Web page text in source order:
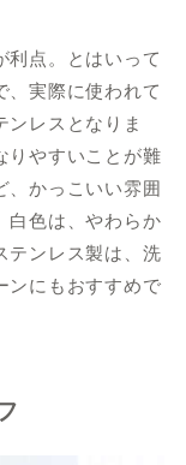
利点。とはいって
、実際に使われて
ンレスとなりま
りやすいことが難
、かっこいい雰囲
白色は、やわらか
テンレス製は、洗
ンにもおすすめで